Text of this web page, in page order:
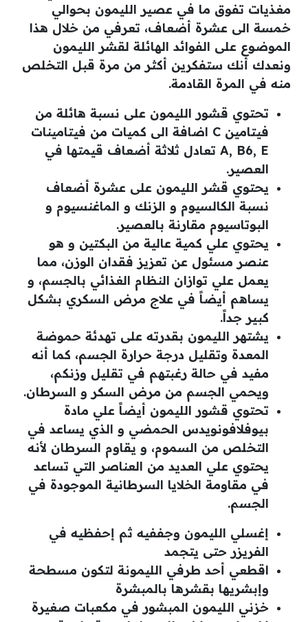
مغذيات تفوق ما في عصير الليمون بحوالي
خمسة الى عشرة أضعاف، تعرفي من خلال هذا
الموضوع على الفوائد الهائلة لقشر الليمون
ونعدك أنك ستفكرين أكثر من مرة قبل التخلص
منه في المرة القادمة.
تحتوي قشور الليمون على نسبة هائلة من
فيتامين C اضافة الى كميات من فيتامينات
A, B6, E تعادل ثلاثة أضعاف قيمتها في
العصير.
يحتوي قشر الليمون على عشرة أضعاف
نسبة الكالسيوم و الزنك و الماغنسيوم و
البوتاسيوم مقارنة بالعصير.
يحتوي علي كمية عالية من البكتين و هو
عنصر مسئول عن تعزيز فقدان الوزن، مما
يعمل علي توازان النظام الغذائي بالجسم، و
يساهم أيضاً في علاج مرض السكري بشكل
كبير جداً.
يشتهر الليمون بقدرته على تهدئة حموضة
المعدة وتقليل درجة حرارة الجسم، كما أنه
مفيد في حالة رغبتهم في تقليل وزنكم،
ويحمي الجسم من مرض السكر و السرطان.
تحتوي قشور الليمون أيضاً علي مادة
بيوفلافونويدس الحمضي و الذي يساعد في
التخلص من السموم، و يقاوم السرطان لأنه
يحتوي علي العديد من العناصر التي تساعد
في مقاومة الخلايا السرطانية الموجودة في
الجسم.
إغسلي الليمون وجففيه ثم إحفظيه في
الفريزر حتى يتجمد
اقطعي أحد طرفي الليمونة لتكون مسطحة
وإبشريها بقشرها بالمبشرة
خزني الليمون المبشور في مكعبات صغيرة